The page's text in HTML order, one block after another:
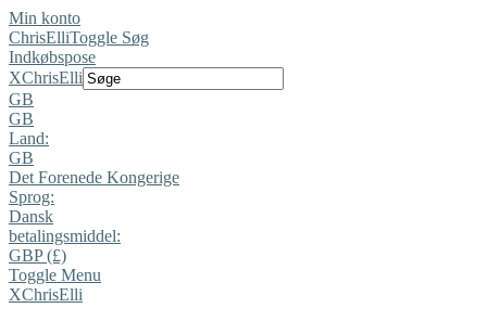
Min konto
ChrisElliToggle Søg
Indkøbspose
XChrisElli
GB
GB
Land:
GB
Det Forenede Kongerige
Sprog:
Dansk
betalingsmiddel:
GBP (£)
Toggle Menu
XChrisElli